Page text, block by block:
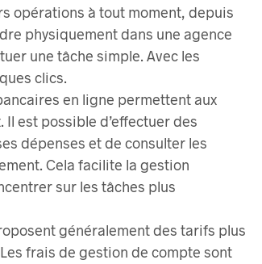
opérations à tout moment, depuis
physiquement dans une agence
une tâche simple. Avec les
clics.
en ligne permettent aux
est possible d’effectuer des
dépenses et de consulter les
Cela facilite la gestion
sur les tâches plus
généralement des tarifs plus
frais de gestion de compte sont